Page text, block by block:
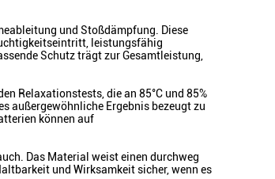
und Stoßdämpfung. Diese
leistungsfähig
Schutz trägt zur Gesamtleistung,
Relaxationstests, die an 85°C und 85%
außergewöhnliche Ergebnis bezeugt zu
können auf
Das Material weist einen durchweg
und Wirksamkeit sicher, wenn es